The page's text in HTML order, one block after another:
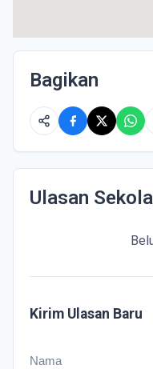
Bagikan
Ulasan
Kirim Ulasan Baru